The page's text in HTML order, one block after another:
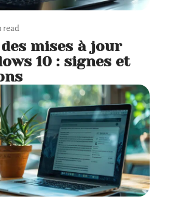
read
mises à jour
10 : signes et